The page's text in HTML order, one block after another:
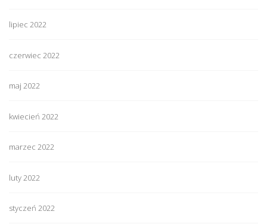
lipiec 2022
czerwiec 2022
maj 2022
kwiecień 2022
marzec 2022
luty 2022
styczeń 2022